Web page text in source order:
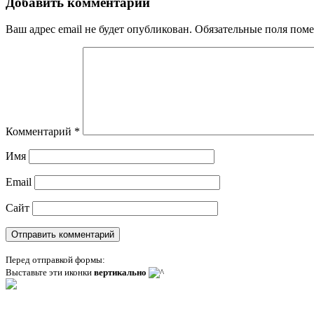
Ваш адрес email не будет опубликован. Обязательные поля
Комментарий *
Имя
Email
Сайт
Перед отправкой формы:
Выставьте эти иконки вертикально